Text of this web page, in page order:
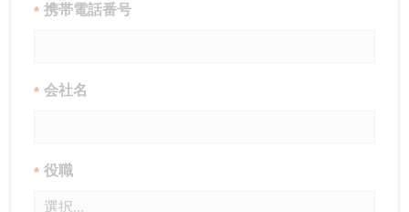
* 携帯電話番号
* 会社名
* 役職